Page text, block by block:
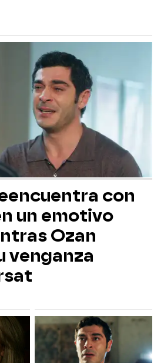
con
un emotivo
Ozan
venganza